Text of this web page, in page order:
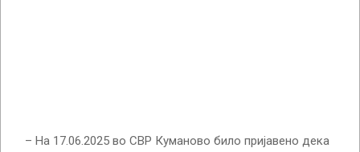
– На 17.06.2025 во СВР Куманово било пријавено дека